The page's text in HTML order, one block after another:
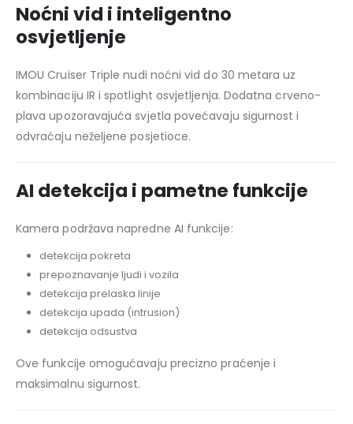
Noćni vid i inteligentno
osvjetljenje
IMOU Cruiser Triple nudi noćni vid do 30 metara uz
kombinaciju IR i spotlight osvjetljenja. Dodatna crveno-
plava upozoravajuća svjetla povećavaju sigurnost i
odvraćaju neželjene posjetioce.
AI detekcija i pametne funkcije
Kamera podržava napredne AI funkcije:
detekcija pokreta
prepoznavanje ljudi i vozila
detekcija prelaska linije
detekcija upada (intrusion)
detekcija odsustva
Ove funkcije omogućavaju precizno praćenje i
maksimalnu sigurnost.